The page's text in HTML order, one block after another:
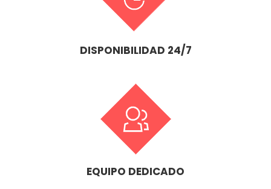
DISPONIBILIDAD 24/7
EQUIPO DEDICADO